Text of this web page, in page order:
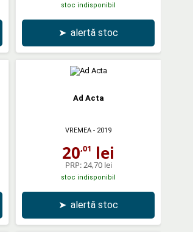
stoc indisponibil
➤ alertă stoc
Ad Acta
VREMEA - 2019
20,01 lei
PRP: 24,70 lei
stoc indisponibil
➤ alertă stoc